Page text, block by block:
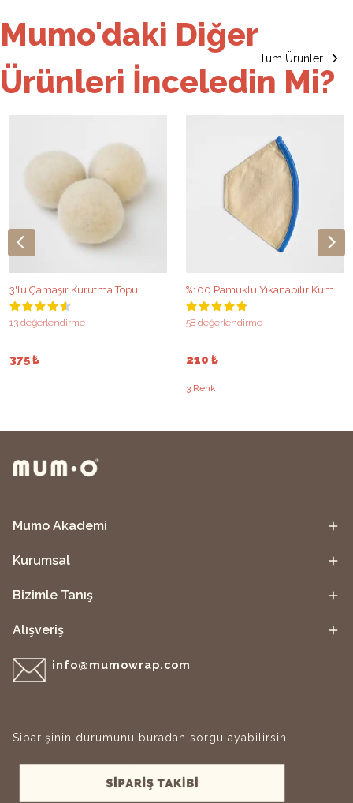
Mumo'daki Diğer
Ürünleri İnceledin Mi?
Tüm Ürünler
3'lü Çamaşır Kurutma Topu
13 değerlendirme
375 ₺
%100 Pamuklu Yıkanabilir Kumaş Kahve Filtresi
58 değerlendirme
210 ₺
3 Renk
Mumo Akademi
Kurumsal
Bizimle Tanış
Alışveriş
info@mumowrap.com
Siparişinin durumunu buradan sorgulayabilirsin.